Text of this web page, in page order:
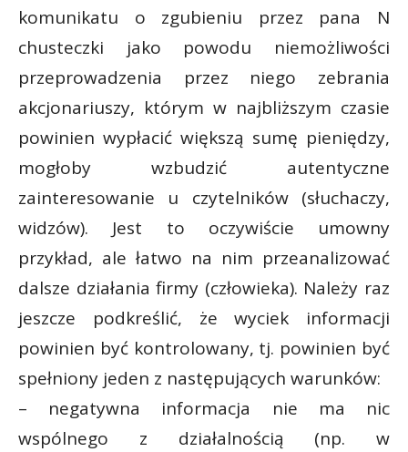
komunikatu o zgubieniu przez pana N
chusteczki jako powodu niemożliwości
przeprowadzenia przez niego zebrania
akcjonariuszy, którym w najbliższym czasie
powinien wypłacić większą sumę pieniędzy,
mogłoby wzbudzić autentyczne
zainteresowanie u czytelników (słuchaczy,
widzów). Jest to oczywiście umowny
przykład, ale łatwo na nim przeanalizować
dalsze działania firmy (człowieka). Należy raz
jeszcze podkreślić, że wyciek informacji
powinien być kontrolowany, tj. powinien być
spełniony jeden z następujących warunków:
– negatywna informacja nie ma nic
wspólnego z działalnością (np. w